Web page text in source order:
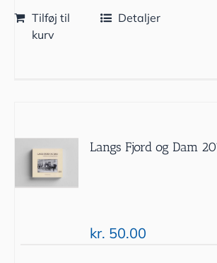
Tilføj til
kurv
Detaljer
Langs Fjord og Dam
kr. 50.00